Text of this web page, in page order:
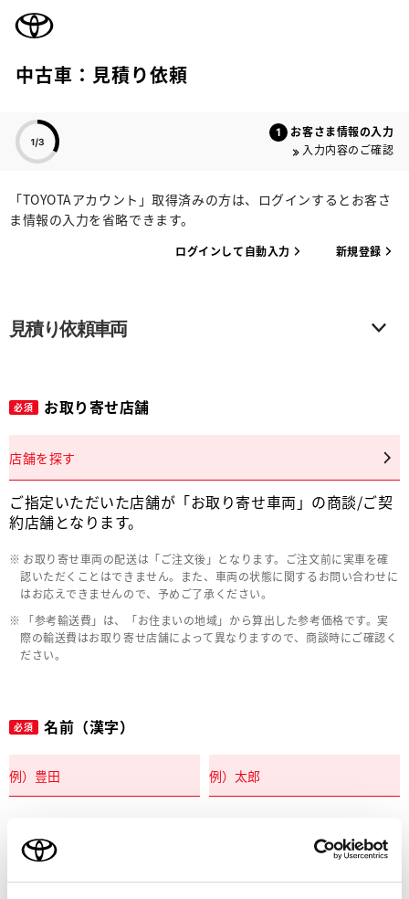
中古車：見積り依頼
お客さま情報の入力
入力内容のご確認
「TOYOTAアカウント」取得済みの方は、ログインするとお客さ
ま情報の入力を省略できます。
ログインして自動入力 新規登録
見積り依頼車両
必須 お取り寄せ店舗
店舗を探す
ご指定いただいた店舗が「お取り寄せ車両」の商談/ご契
約店舗となります。
お取り寄せ車両の配送は「ご注文後」となります。ご注文前に実車を確
認いただくことはできません。また、車両の状態に関するお問い合わせに
はお応えできませんので、予めご了承ください。
「参考輸送費」は、「お住まいの地域」から算出した参考価格です。実
際の輸送費はお取り寄せ店舗によって異なりますので、商談時にご確認く
ださい。
必須 名前（漢字）
必須 名前（カナ）